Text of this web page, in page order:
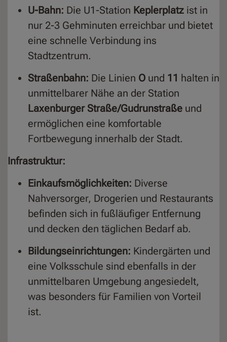
U-Bahn: Die U1-Station Keplerplatz ist in
nur 2-3 Gehminuten erreichbar und bietet
eine schnelle Verbindung ins
Stadtzentrum.
Straßenbahn: Die Linien O und 11 halten in
unmittelbarer Nähe an der Station
Laxenburger Straße/Gudrunstraße und
ermöglichen eine komfortable
Fortbewegung innerhalb der Stadt.
Infrastruktur:
Einkaufsmöglichkeiten: Diverse
Nahversorger, Drogerien und Restaurants
befinden sich in fußläufiger Entfernung
und decken den täglichen Bedarf ab.
Bildungseinrichtungen: Kindergärten und
eine Volksschule sind ebenfalls in der
unmittelbaren Umgebung angesiedelt,
was besonders für Familien von Vorteil
ist.